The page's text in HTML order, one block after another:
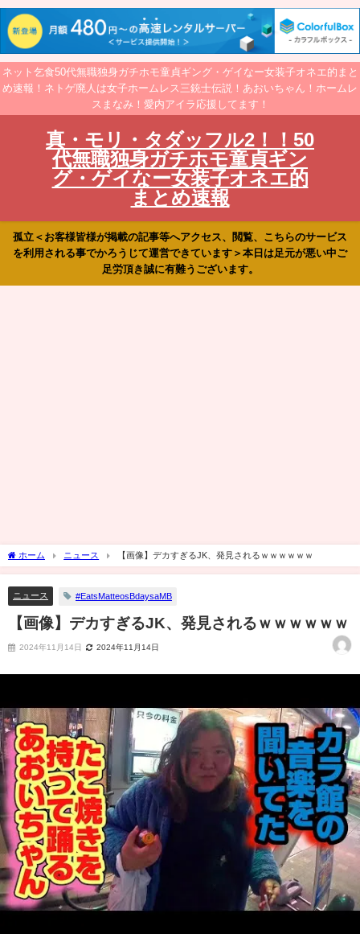
ネット乞食50代無職独身ガチホモ童貞ギング・ゲイなー女装子オネエ的まと
め速報！ネトゲ廃人は女子ホームレス三銃士伝説！あおいちゃん！ホームレ
スまなみ！愛内アイラ応援してます！
真・モリ・タダッフル2！！50
代無職独身ガチホモ童貞ギン
グ・ゲイなー女装子オネエ的
まとめ速報
孤立＜お客様皆様が掲載の記事等へアクセス、閲覧、こちらのサービス
を利用される事でかろうじて運営できています＞本日は足元が悪い中ご
足労頂き誠に有難うございます。
ホーム ニュース 【画像】デカすぎるJK、発見されるｗｗｗｗｗｗ
ニュース #EatsMatteosBdaysaMB
【画像】デカすぎるJK、発見されるｗｗｗｗｗｗ
2024年11月14日 2024年11月14日